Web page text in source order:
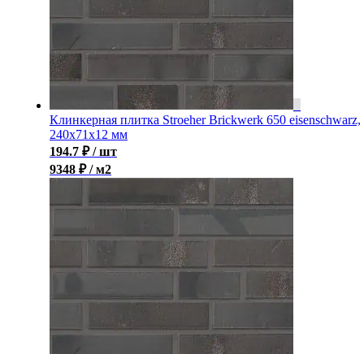
Клинкерная плитка Stroeher Brickwerk 650 eisenschwarz,
240x71x12 мм
194.7 ₽ / шт
9348 ₽ / м2